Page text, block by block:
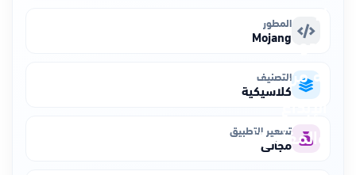
المطور
Mojang
التصنيف
كلاسيكية
تسعير التطبيق
مجاني